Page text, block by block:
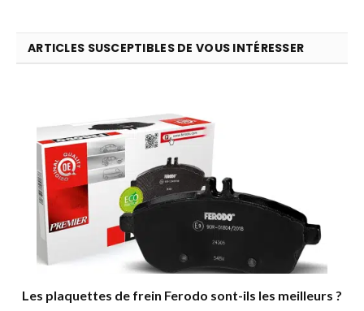
ARTICLES SUSCEPTIBLES DE VOUS INTÉRESSER
Les plaquettes de frein Ferodo sont-ils les meilleurs ?